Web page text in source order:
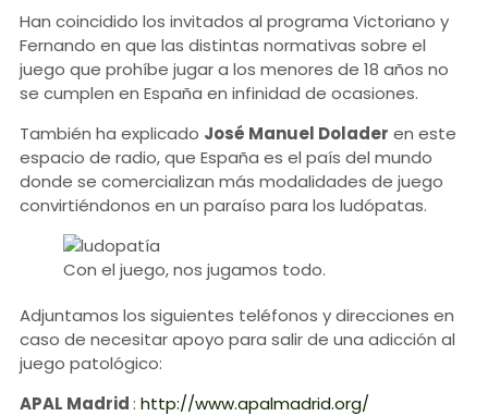
Han coincidido los invitados al programa Victoriano y
Fernando en que las distintas normativas sobre el
juego que prohíbe jugar a los menores de 18 años no
se cumplen en España en infinidad de ocasiones.
También ha explicado José Manuel Dolader en este
espacio de radio, que España es el país del mundo
donde se comercializan más modalidades de juego
convirtiéndonos en un paraíso para los ludópatas.
Con el juego, nos jugamos todo.
Adjuntamos los siguientes teléfonos y direcciones en
caso de necesitar apoyo para salir de una adicción al
juego patológico:
APAL Madrid: http://www.apalmadrid.org/